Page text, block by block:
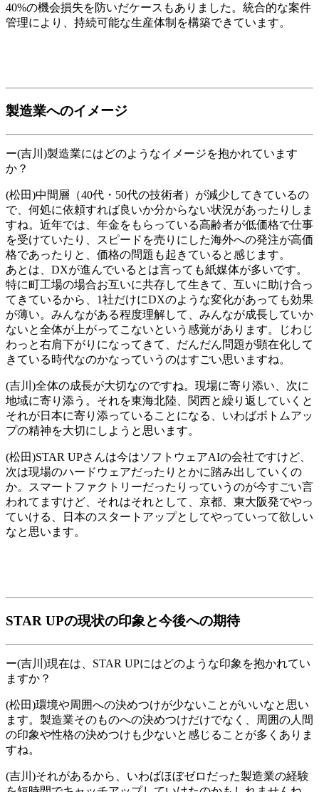
40%の機会損失を防いだケースもありました。統合的な案件
管理により、持続可能な生産体制を構築できています。
製造業へのイメージ
ー(吉川)製造業にはどのようなイメージを抱かれています
か？
(松田)中間層（40代・50代の技術者）が減少してきているの
で、何処に依頼すれば良いか分からない状況があったりしま
すね。近年では、年金をもらっている高齢者が低価格で仕事
を受けていたり、スピードを売りにした海外への発注が高価
格であったりと、価格の問題も起きていると感じます。
あとは、DXが進んでいるとは言っても紙媒体が多いです。
特に町工場の場合お互いに共存して生きて、互いに助け合っ
てきているから、1社だけにDXのような変化があっても効果
が薄い。みんながある程度理解して、みんなが成長していか
ないと全体が上がってこないという感覚があります。じわじ
わっと右肩下がりになってきて、だんだん問題が顕在化して
きている時代なのかなっていうのはすごい思いますね。
(吉川)全体の成長が大切なのですね。現場に寄り添い、次に
地域に寄り添う。それを東海北陸、関西と繰り返していくと
それが日本に寄り添っていることになる、いわばボトムアッ
プの精神を大切にしようと思います。
(松田)STAR UPさんは今はソフトウェアAIの会社ですけど、
次は現場のハードウェアだったりとかに踏み出していくの
か。スマートファクトリーだったりっていうのが今すごい言
われてますけど、それはそれとして、京都、東大阪発でやっ
ていける、日本のスタートアップとしてやっていって欲しい
なと思います。
STAR UPの現状の印象と今後への期待
ー(吉川)現在は、STAR UPにはどのような印象を抱かれてい
ますか？
(松田)環境や周囲への決めつけが少ないことがいいなと思い
ます。製造業そのものへの決めつけだけでなく、周囲の人間
の印象や性格の決めつけも少ないと感じることが多くありま
すね。
(吉川)それがあるから、いわばほぼゼロだった製造業の経験